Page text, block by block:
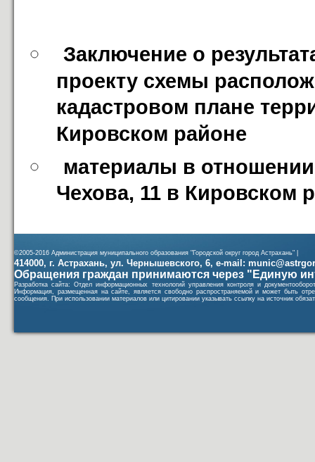
Заключение о
проекту схемы
кадастровом плане
Кировском районе
материалы в
Чехова, 11 в Кировском
©2005-2016 Администрация муниципального образования "Городской округ город Астрахань" |
414000, г. Астрахань, ул. Чернышевского, 6, e-mail:
Обращения граждан принимаются через "Единую
Разработка сайта: Отдел информационных технологий управления контроля и
Информация, размещенная на сайте, является свободно распространяемой и может быть
сообщения. При использовании материалов или цитировании указывать ссылку на источник